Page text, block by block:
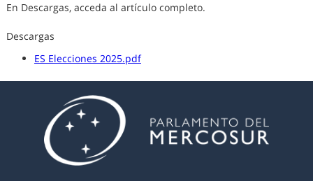
En Descargas, acceda al artículo completo.
Descargas
ES Elecciones 2025.pdf